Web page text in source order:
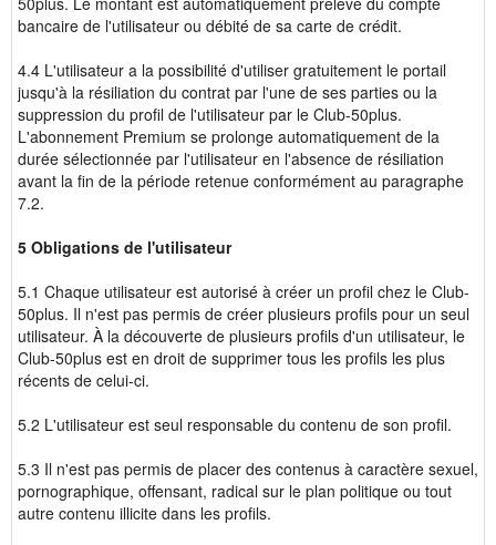
bancaire de l'utilisateur ou débité de sa carte de crédit.
4.4 L'utilisateur a la possibilité d'utiliser gratuitement le portail
jusqu'à la résiliation du contrat par l'une de ses parties ou la
suppression du profil de l'utilisateur par le Club-50plus.
L'abonnement Premium se prolonge automatiquement de la
durée sélectionnée par l'utilisateur en l'absence de résiliation
avant la fin de la période retenue conformément au paragraphe
7.2.
5 Obligations de l'utilisateur
5.1 Chaque utilisateur est autorisé à créer un profil chez le Club-
50plus. Il n'est pas permis de créer plusieurs profils pour un seul
utilisateur. À la découverte de plusieurs profils d'un utilisateur, le
Club-50plus est en droit de supprimer tous les profils les plus
récents de celui-ci.
5.2 L'utilisateur est seul responsable du contenu de son profil.
5.3 Il n'est pas permis de placer des contenus à caractère sexuel,
pornographique, offensant, radical sur le plan politique ou tout
autre contenu illicite dans les profils.